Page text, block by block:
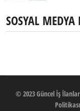
SOSYAL
© 2023Güncel İş
Politikası